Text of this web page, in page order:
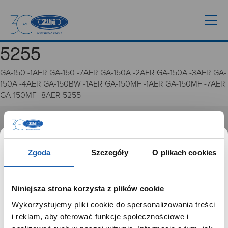
Zgoda Szczegóły O plikach cookies
Niniejsza strona korzysta z plików cookie
Wykorzystujemy pliki cookie do spersonalizowania treści
i reklam, aby oferować funkcje społecznościowe i
5255
GA-150 -1AER GA-150 -7AER GA-150A -2AER GA-150A -3AER GA-
150A -4AER GA-150BW -1AER GA-150MF -1AER GA-150MF -7AER
GA-150MF -8AER 5255
GRUPA ZIBI
Historia
Kariera
Zgoda na ciasteczka
SZANOWNY UŻYTKOWNIKU,